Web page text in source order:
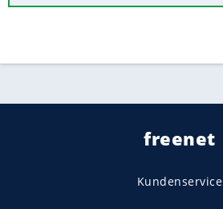
freenet
Kundenservice